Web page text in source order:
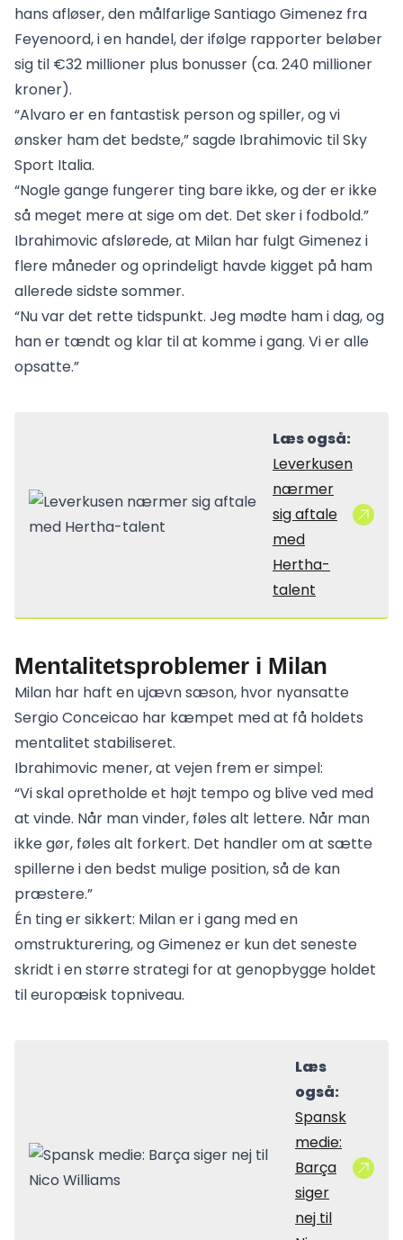
hans afløser, den målfarlige Santiago Gimenez fra
Feyenoord, i en handel, der ifølge rapporter beløber
sig til €32 millioner plus bonusser (ca. 240 millioner
kroner).
“Alvaro er en fantastisk person og spiller, og vi
ønsker ham det bedste,” sagde Ibrahimovic til Sky
Sport Italia.
“Nogle gange fungerer ting bare ikke, og der er ikke
så meget mere at sige om det. Det sker i fodbold.”
Ibrahimovic afslørede, at Milan har fulgt Gimenez i
flere måneder og oprindeligt havde kigget på ham
allerede sidste sommer.
“Nu var det rette tidspunkt. Jeg mødte ham i dag, og
han er tændt og klar til at komme i gang. Vi er alle
opsatte.”
Læs også:
Leverkusen
nærmer
sig aftale
med
Hertha-
talent
Mentalitetsproblemer i Milan
Milan har haft en ujævn sæson, hvor nyansatte
Sergio Conceicao har kæmpet med at få holdets
mentalitet stabiliseret.
Ibrahimovic mener, at vejen frem er simpel:
“Vi skal opretholde et højt tempo og blive ved med
at vinde. Når man vinder, føles alt lettere. Når man
ikke gør, føles alt forkert. Det handler om at sætte
spillerne i den bedst mulige position, så de kan
præstere.”
Én ting er sikkert: Milan er i gang med en
omstrukturering, og Gimenez er kun det seneste
skridt i en større strategi for at genopbygge holdet
til europæisk topniveau.
Læs
også:
Spansk
medie:
Barça
siger
nej til